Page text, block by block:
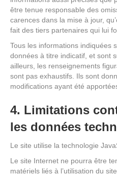
être tenue responsable des
carences dans la mise à jour,
fait des tiers partenaires qui lui
Tous les informations indiquées
données à titre indicatif, et sont
ailleurs, les renseignements
sont pas exhaustifs. Ils sont
modifications ayant été
4. Limitations
les données
Le site utilise la technologie
Le site Internet ne pourra être
matériels liés à l’utilisation du